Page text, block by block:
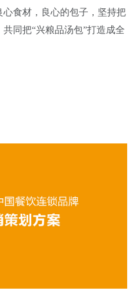
食材，良心的包子，坚持把
同把“兴粮品汤包”打造成全